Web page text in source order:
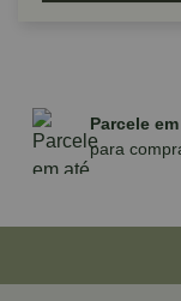
Parcele
para